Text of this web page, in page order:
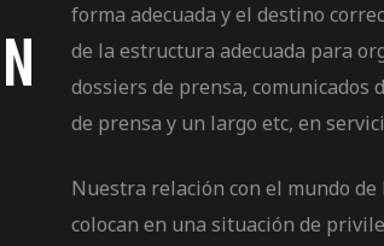
forma adecuada y el destino
de la estructura adecuada para
dossiers de prensa, comunicados
de prensa y un largo etc, en
Nuestra relación con el mundo de
colocan en una situación de